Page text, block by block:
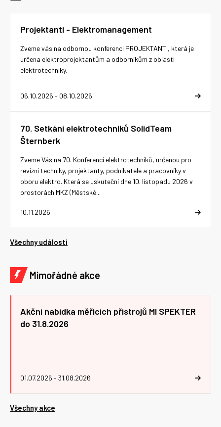
Projektanti - Elektromanagement
06.10.2026 - 08.10.2026
Zveme vás na odbornou konferenci PROJEKTANTI, která je
určena elektroprojektantům a odborníkům z oblasti
elektrotechniky.
70. Setkání elektrotechniků SolidTeam
Šternberk
10.11.2026
Zveme Vás na 70. Konferenci elektrotechniků, určenou pro
revizní techniky, projektanty, podnikatele a pracovníky v
oboru elektro. Která se uskuteční dne 10. listopadu 2026 v
prostorách MKZ (Městské...
Všechny události
Mimořádné akce
Akční nabídka měřicích přístrojů MI SPEKTER
do 31.8.2026
01.07.2026 - 31.08.2026
Všechny akce